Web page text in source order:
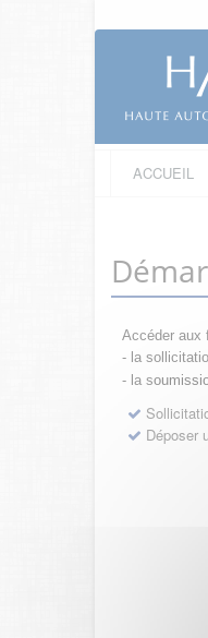
ACCUEIL
Accéder aux
- la
- la s
Déposer